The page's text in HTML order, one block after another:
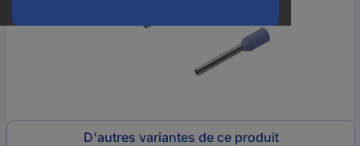
D'autres variantes de ce produit